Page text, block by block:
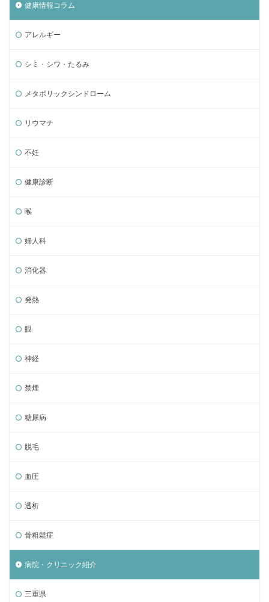
健康情報コラム
アレルギー
シミ・シワ・たるみ
メタボリックシンドローム
リウマチ
不妊
健康診断
喉
婦人科
消化器
発熱
眼
神経
禁煙
糖尿病
脱毛
血圧
透析
骨粗鬆症
病院・クリニック紹介
三重県